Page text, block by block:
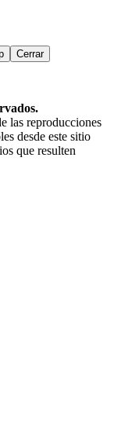
Cerrar
las reproducciones
desde este sitio
que resulten